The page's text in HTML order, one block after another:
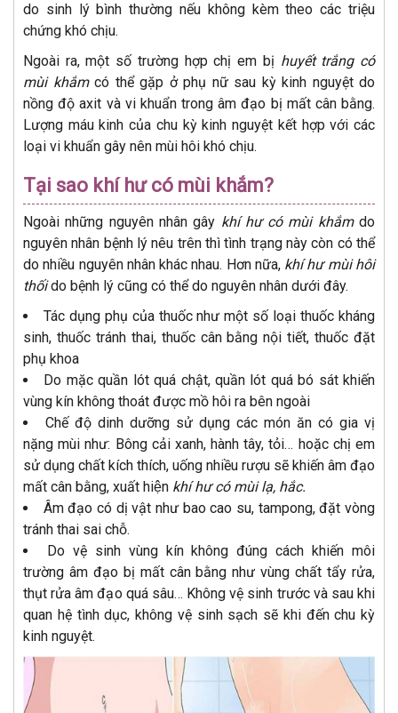
do sinh lý bình thường nếu không kèm theo các triệu
chứng khó chịu.
Ngoài ra, một số trường hợp chị em bị huyết trắng có
mùi khắmcó thể gặp ở phụ nữ sau kỳ kinh nguyệt do
nồng độ axit và vi khuẩn trong âm đạo bị mất cân bằng.
Lượng máu kinh của chu kỳ kinh nguyệt kết hợp với các
loại vi khuẩn gây nên mùi hôi khó chịu.
Tại sao khí hư có mùi khắm?
Ngoài những nguyên nhân gây khí hư có mùi khắm do
nguyên nhân bệnh lý nêu trên thì tình trạng này còn có thể
do nhiều nguyên nhân khác nhau. Hơn nữa, khí hư mùi hôi
thốido bệnh lý cũng có thể do nguyên nhân dưới đây.
Tác dụng phụ của thuốc như một số loại thuốc kháng
sinh, thuốc tránh thai, thuốc cân bằng nội tiết, thuốc đặt
phụ khoa
Do mặc quần lót quá chật, quần lót quá bó sát khiến
vùng kín không thoát được mồ hôi ra bên ngoài
Chế độ dinh dưỡng sử dụng các món ăn có gia vị
nặng mùi như: Bông cải xanh, hành tây, tỏi… hoặc chị em
sử dụng chất kích thích, uống nhiều rượu sẽ khiến âm đạo
mất cân bằng, xuất hiện khí hư có mùi lạ, hắc.
Âm đạo có dị vật như bao cao su, tampong, đặt vòng
tránh thai sai chỗ.
Do vệ sinh vùng kín không đúng cách khiến môi
trường âm đạo bị mất cân bằng như vùng chất tẩy rửa,
thụt rửa âm đạo quá sâu… Không vệ sinh trước và sau khi
quan hệ tình dục, không vệ sinh sạch sẽ khi đến chu kỳ
kinh nguyệt.